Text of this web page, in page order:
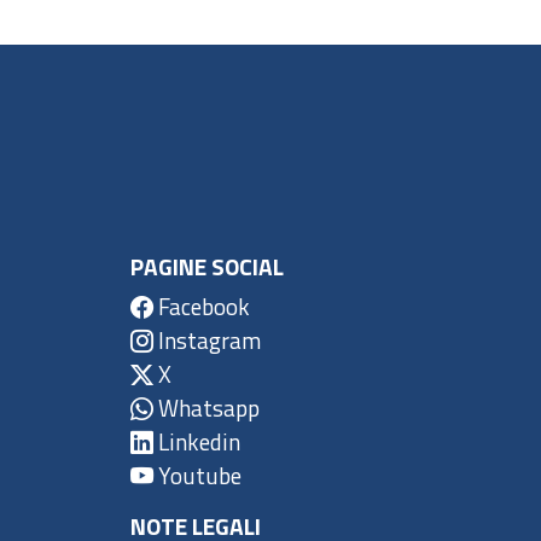
PAGINE SOCIAL
Facebook
Instagram
X
Whatsapp
Linkedin
Youtube
NOTE LEGALI